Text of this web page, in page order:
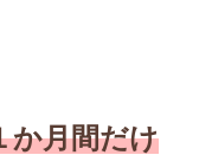
か月間だけ